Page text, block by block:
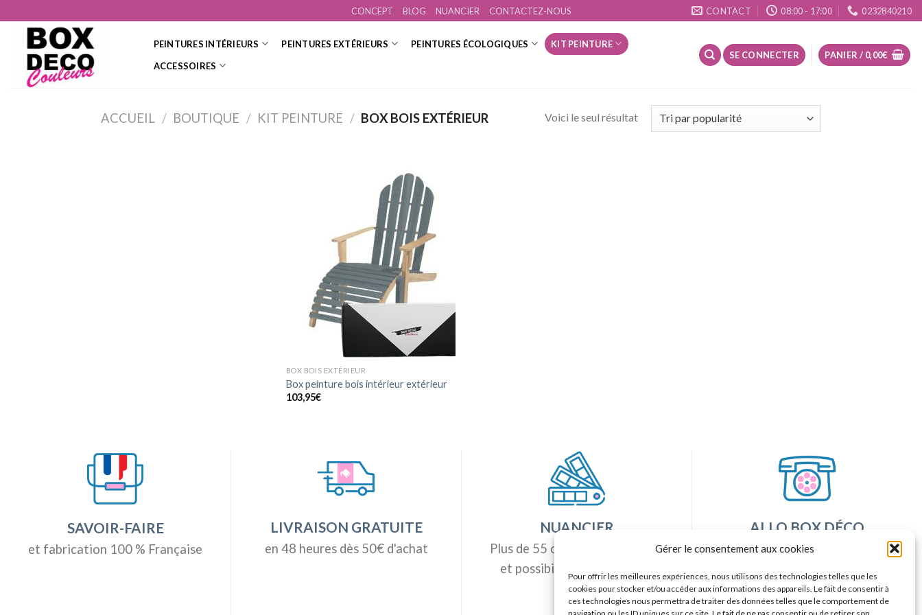
Gérer le consentement aux cookies
Pour offrir les meilleures expériences, nous utilisons des technologies telles que les
cookies pour stocker et/ou accéder aux informations des appareils. Le fait de consentir à
ces technologies nous permettra de traiter des données telles que le comportement de
to
content
CONCEPT BLOG NUANCIER CONTACTEZ-NOUS CONTACT 08:00 - 17:00 0232840210
PEINTURES INTÉRIEURS PEINTURES EXTÉRIEURS PEINTURES ÉCOLOGIQUES
KIT PEINTURE
ACCESSOIRES
SE CONNECTER PANIER / 0,00€
ACCUEIL / BOUTIQUE / KIT PEINTURE / BOX BOIS EXTÉRIEUR Voici le seul résultat
Ajouter
à la
wishlist
BOX BOIS EXTÉRIEUR
Box peinture bois intérieur extérieur
103,95€
SAVOIR-FAIRE
et fabrication 100 % Française
LIVRAISON GRATUITE
en 48 heures dès 50€ d'achat
NUANCIER
Plus de 55 couleurs disponibles
et possibilité de teintes sur
mesure
ALLO BOX DÉCO
Une question ?
réseaux sociaux